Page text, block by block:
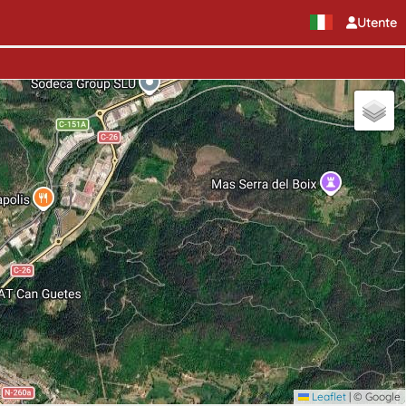
Utente
Leaflet | © Google